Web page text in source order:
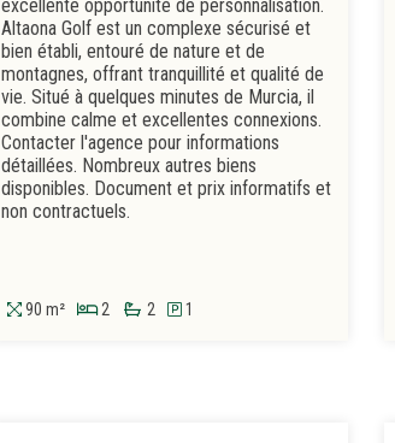
excellente opportunité de personnalisation.
Altaona Golf est un complexe sécurisé et
bien établi, entouré de nature et de
montagnes, offrant tranquillité et qualité de
vie. Situé à quelques minutes de Murcia, il
combine calme et excellentes connexions.
Contacter l'agence pour informations
détaillées. Nombreux autres biens
disponibles. Document et prix informatifs et
non contractuels.
90 m² 2 2 1